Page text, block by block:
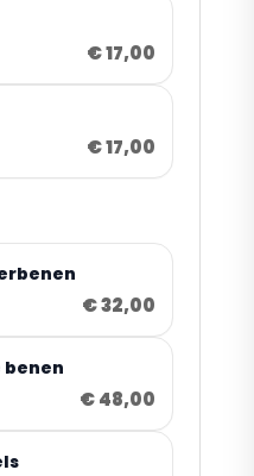
€ 17,00
€ 17,00
€ 32,00
benen
€ 48,00